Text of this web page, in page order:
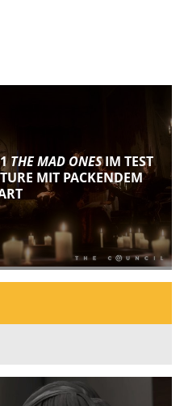
THE MAD ONESIM TEST
MIT PACKENDEM